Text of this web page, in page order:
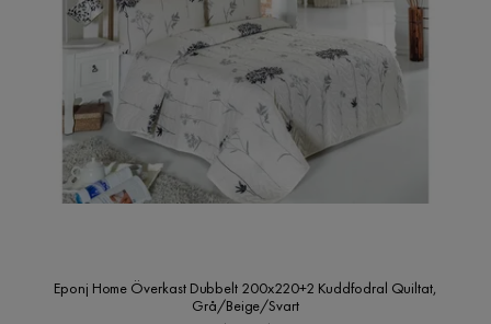
Eponj Home Överkast Dubbelt 200x220+2 Kuddfodral Quiltat,
Grå/Beige/Svart